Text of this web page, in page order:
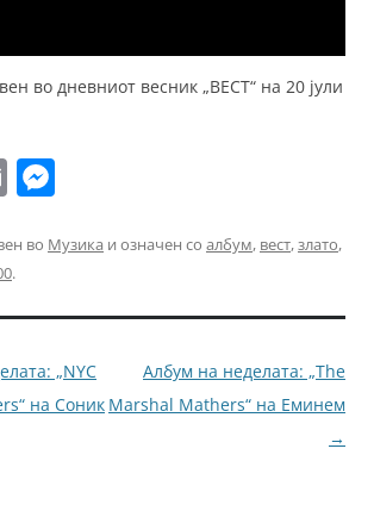
во дневниот весник „ВЕСТ“ на 20 јули
E
ai
l
ss
n
g
er
во Музика и означен со албум, вест,злато,
.
„NYC
на Соник
Албум на неделата: „The
Marshal Mathers“ на Еминем
→